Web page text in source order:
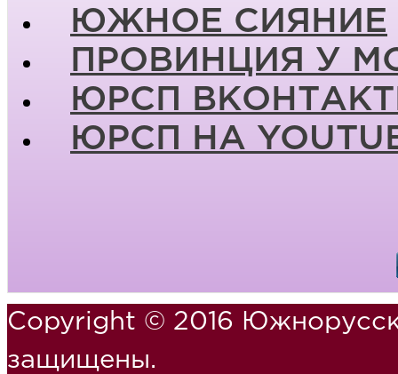
ЮЖНОЕ СИЯНИЕ
ПРОВИНЦИЯ У
ЮРСП
ЮРСП НА
Copyright © 2016
защищены.